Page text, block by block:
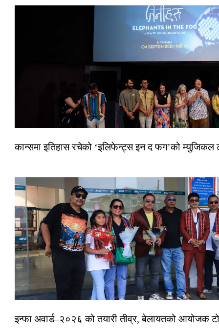
कान्समा इतिहास रचेको ‘इलिफेन्ट्स इन द फग’को म्युजिकल
इन्फा अवार्ड–२०२६ को तयारी तीव्र, बेलायतको आयोजक